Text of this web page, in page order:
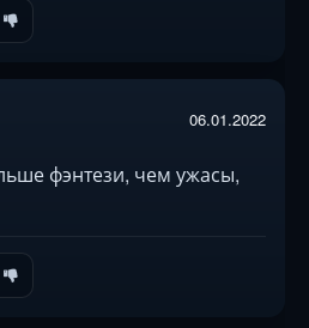
06.01.2022
фэнтези, чем ужасы,